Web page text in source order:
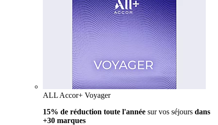
ALL Accor+ Voyager
15% de réduction toute l'année sur vos séjours dans
+30 marques